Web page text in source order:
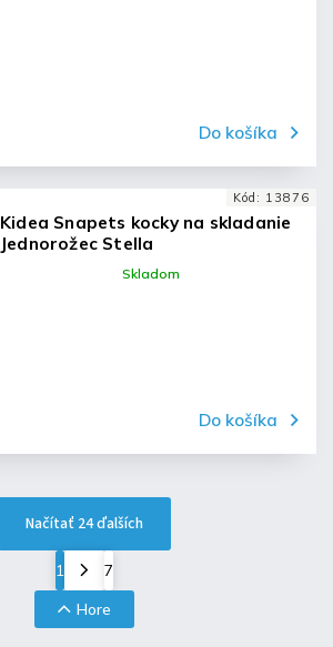
Do košíka
Kidea Snapets kocky na skladanie
Jednorožec Stella
Skladom
Do košíka
Kód: 13876
Načítať 24 ďalších
1
7
Hore